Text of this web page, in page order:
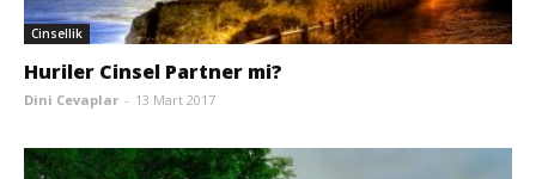
Cinsellik
Huriler Cinsel Partner mi?
Dini Cevaplar - 13 Mart 2017